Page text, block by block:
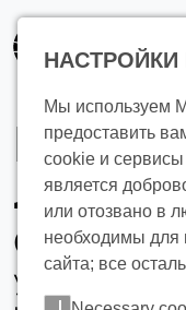
Устойчивые
Мы используем
предоставить
cookie и
является
или отозвано в
необходимы для
сайта; все